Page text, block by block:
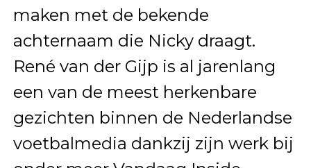
maken met de bekende
achternaam die Nicky draagt.
René van der Gijp is al jarenlang
een van de meest herkenbare
gezichten binnen de Nederlandse
voetbalmedia dankzij zijn werk bij